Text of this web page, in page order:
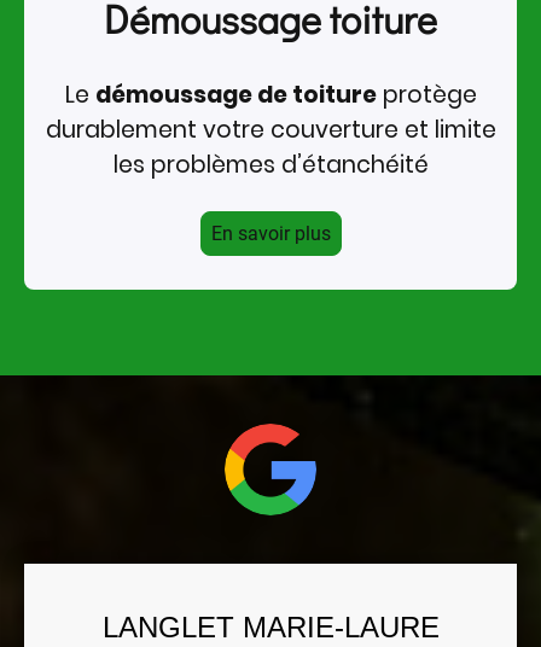
Démoussage toiture
Le démoussage de toitureprotège
durablement votre couverture et limite
les problèmes d’étanchéité
En savoir plus
LANGLET MARIE-LAURE